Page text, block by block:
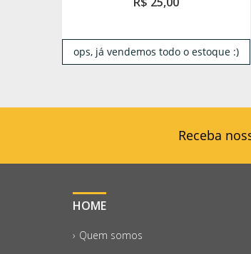
ops, já vendemos todo o estoque :)
Receba
HOME
Quem somos